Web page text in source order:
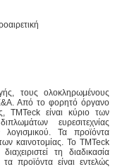
τους ολοκληρωμένους
Ε&Α. Από το φορητό όργανο
TMTeck είναι κύριο των
ευρεσιτεχνίας
Τα προϊόντα
καινοτομίας. Το TMTeck
τη διαδικασία
προϊόντα είναι εντελώς